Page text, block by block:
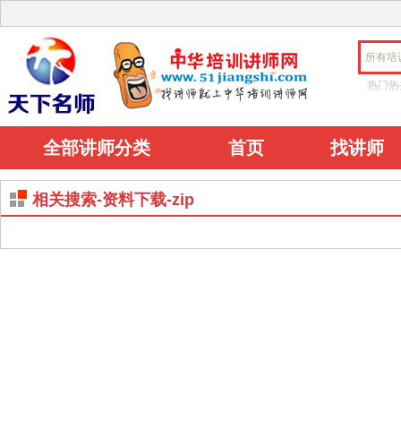
所有培
热门
全部讲师分类 首页 找讲师
相关搜索-资料下载-zip